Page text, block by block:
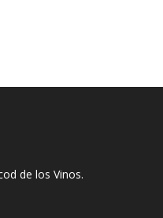
de los Vinos.